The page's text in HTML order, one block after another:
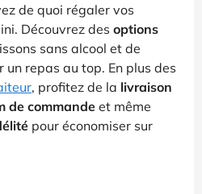
de quoi régaler vos
Découvrez des options
sans alcool et de
un repas au top. En plus des
, profitez de la livraison
de commande et même
pour économiser sur